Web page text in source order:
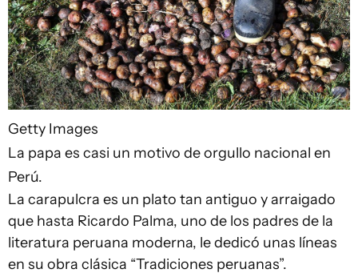
Getty Images
La papa es casi un motivo de orgullo nacional en
Perú.
La carapulcra es un plato tan antiguo y arraigado
que hasta Ricardo Palma, uno de los padres de la
literatura peruana moderna, le dedicó unas líneas
en su obra clásica “Tradiciones peruanas”.